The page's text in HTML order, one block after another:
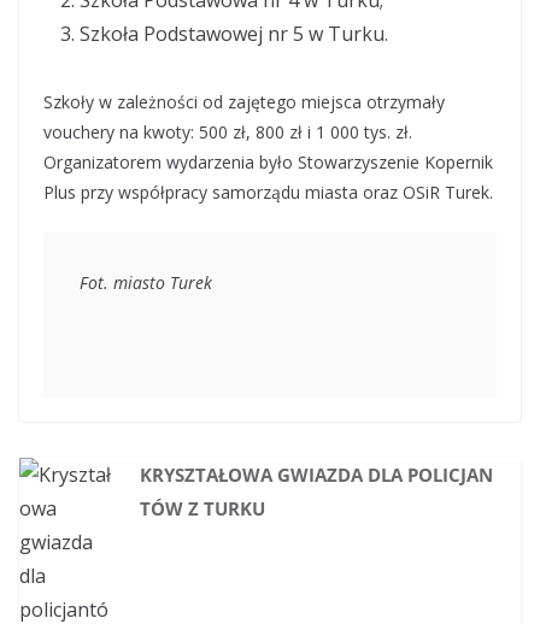
Szkoła Podstawowej nr 5 w Turku.
Szkoły w zależności od zajętego miejsca otrzymały
vouchery na kwoty: 500 zł, 800 zł i 1 000 tys. zł.
Organizatorem wydarzenia było Stowarzyszenie Kopernik
Plus przy współpracy samorządu miasta oraz OSiR Turek.
Fot. miasto Turek
KRYSZTAŁOWA GWIAZDA DLA POLICJAN
TÓW Z TURKU